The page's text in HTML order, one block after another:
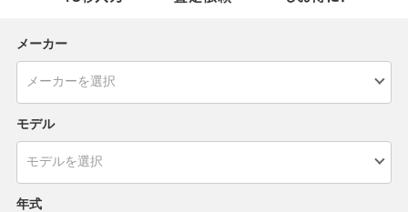
メーカー
モデル
年式